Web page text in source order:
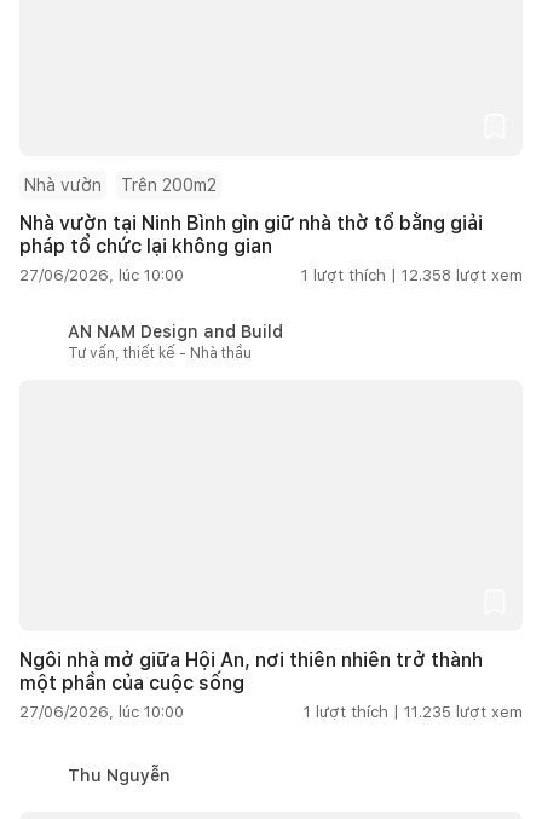
Nhà vườn Trên 200m2
Nhà vườn tại Ninh Bình gìn giữ nhà thờ tổ bằng giải
pháp tổ chức lại không gian
27/06/2026, lúc 10:00 1 lượt thích | 12.358 lượt xem
AN NAM Design and Build
Tư vấn, thiết kế - Nhà thầu
Ngôi nhà mở giữa Hội An, nơi thiên nhiên trở thành
một phần của cuộc sống
27/06/2026, lúc 10:00 1 lượt thích | 11.235 lượt xem
Thu Nguyễn